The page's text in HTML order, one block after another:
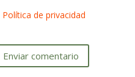
Política de privacidad
Enviar comentario